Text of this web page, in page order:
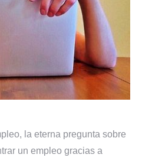
la eterna pregunta sobre
un empleo gracias a